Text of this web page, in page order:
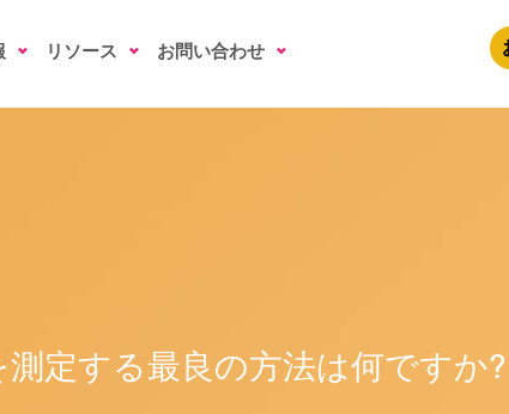
リソース お問い合わせ
定する最良の方法は何ですか?